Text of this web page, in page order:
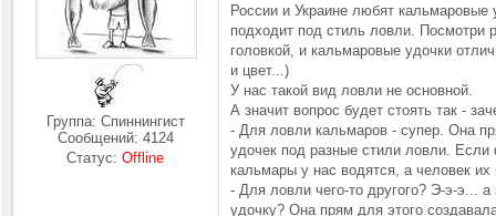
Группа: Спиннингист
Сообщений: 4124
Статус:Offline
России и Украине любят
подходит под стиль ловли. Посмотри
головкой, и кальмаровые удочки
и цвет...)
У нас такой вид ловли не основной.
А значит вопрос будет стоять так -
- Для ловли кальмаров - супер. Она
удочек под разные стили ловли.
кальмары у нас водятся, а человек
- Для ловли чего-то другого? Э-э-э...
удочку? Она прям для этого